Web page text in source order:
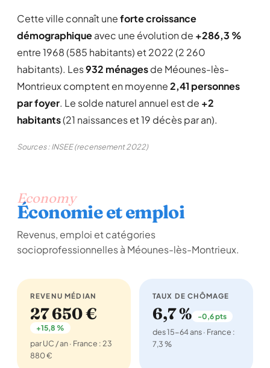
Cette ville connaît uneforte croissance
démographiqueavec une évolution de +286,3 %
entre 1968 (585 habitants) et 2022 (2 260
habitants). Les932 ménagesde Méounes-lès-
Montrieux comptent en moyenne2,41 personnes
par foyer. Le solde naturel annuel est de +2
habitants(21 naissances et 19 décès par an).
Sources : INSEE (recensement 2022)
Economy
Économie et emploi
Revenus, emploi et catégories
socioprofessionnelles à Méounes-lès-Montrieux.
REVENU MÉDIAN
27 650 €
+15,8 %
par UC / an · France : 23
880 €
TAUX DE CHÔMAGE
6,7 % -0,6 pts
des 15-64 ans · France :
7,3 %